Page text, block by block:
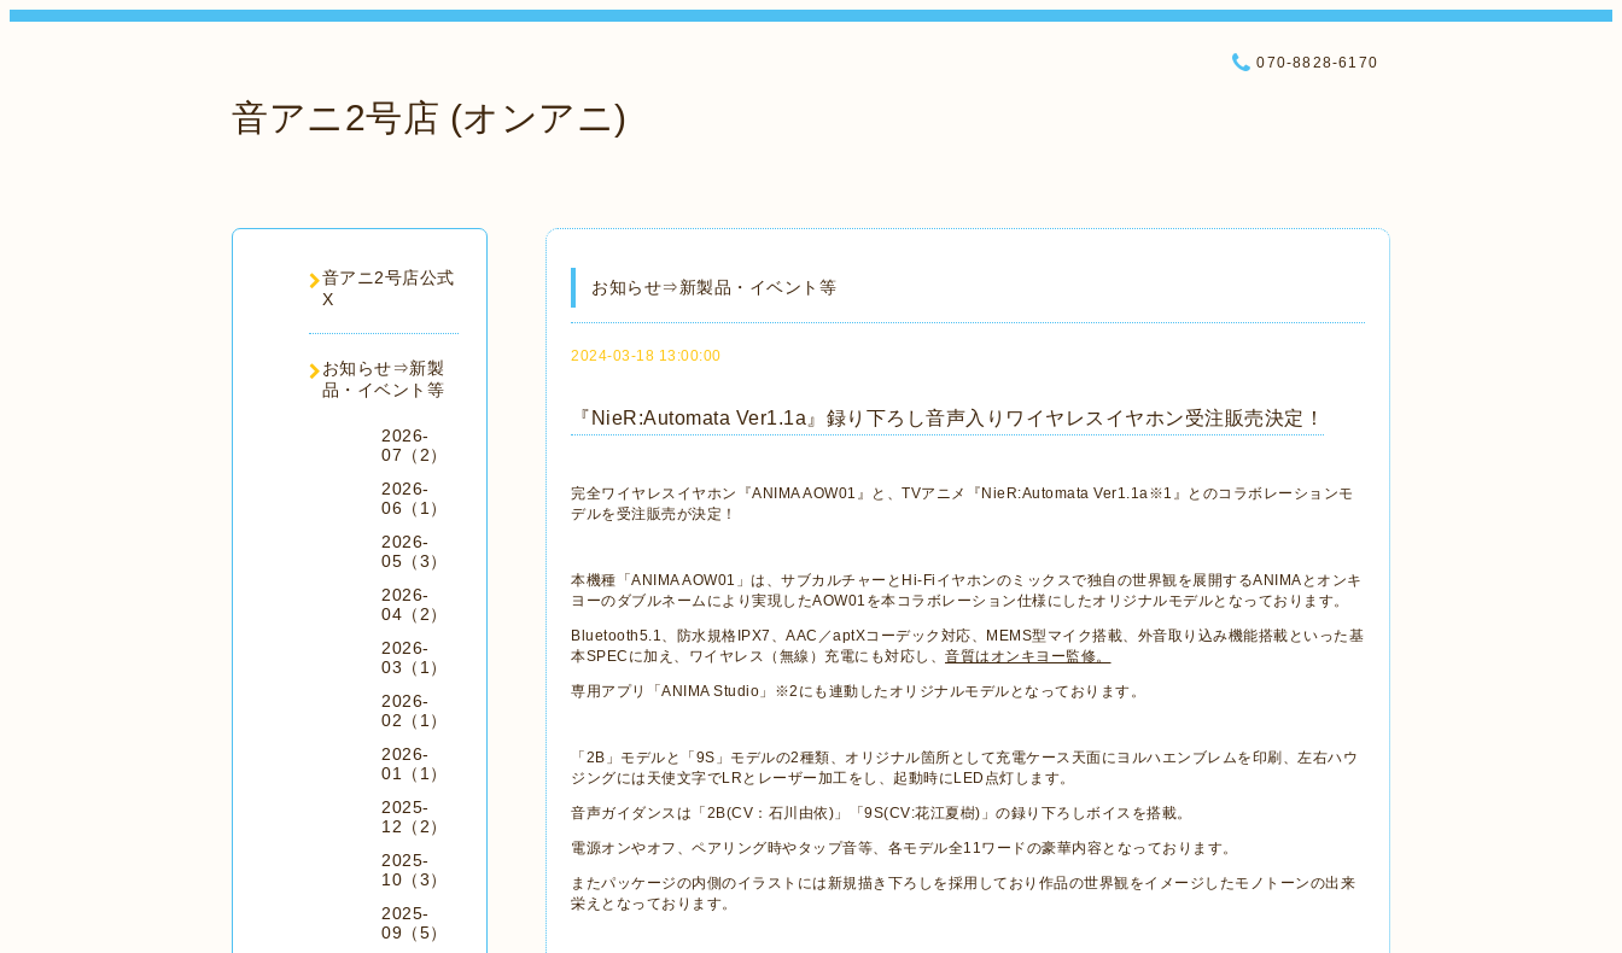
音アニ2号店 (オンアニ)
070-8828-6170
お知らせ⇒新製品・イベント等
2024-03-18 13:00:00
『NieR:Automata Ver1.1a』録り下ろし音声入りワイヤレスイヤホン受注販売決定！
完全ワイヤレスイヤホン『ANIMA AOW01』と、TVアニメ『NieR:Automata Ver1.1a※1』とのコラボレーションモ
デルを受注販売が決定！
本機種「ANIMA AOW01」は、サブカルチャーとHi-Fiイヤホンのミックスで独自の世界観を展開するANIMAとオンキ
ヨーのダブルネームにより実現したAOW01を本コラボレーション仕様にしたオリジナルモデルとなっております。
Bluetooth5.1、防水規格IPX7、AAC／aptXコーデック対応、MEMS型マイク搭載、外音取り込み機能搭載といった基
本SPECに加え、ワイヤレス（無線）充電にも対応し、 音質はオンキヨー監修。
専用アプリ「ANIMA Studio」※2にも連動したオリジナルモデルとなっております。
「2B」モデルと「9S」モデルの2種類、オリジナル箇所として充電ケース天面にヨルハエンブレムを印刷、左右ハウ
ジングには天使文字でLRとレーザー加工をし、起動時にLED点灯します。
音声ガイダンスは「2B(CV：石川由依)」「9S(CV:花江夏樹)」の録り下ろしボイスを搭載。
電源オンやオフ、ペアリング時やタップ音等、各モデル全11ワードの豪華内容となっております。
またパッケージの内側のイラストには新規描き下ろしを採用しており作品の世界観をイメージしたモノトーンの出来
栄えとなっております。
音アニ2号店公式
X
お知らせ⇒新製
品・イベント等
2026-
07（2）
2026-
06（1）
2026-
05（3）
2026-
04（2）
2026-
03（1）
2026-
02（1）
2026-
01（1）
2025-
12（2）
2025-
10（3）
2025-
09（5）